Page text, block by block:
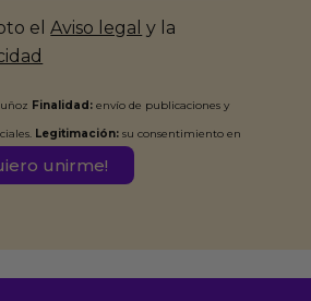
elAviso legal y la
Finalidad: envío de publicaciones y
Legitimación: su consentimiento en
Ferran Roig Muñoz. Podrás ejercer tus